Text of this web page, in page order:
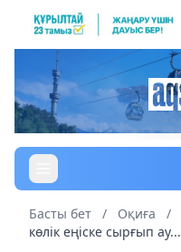
Басты бет / Оқиға /
көлік еңіске сырғып ау...